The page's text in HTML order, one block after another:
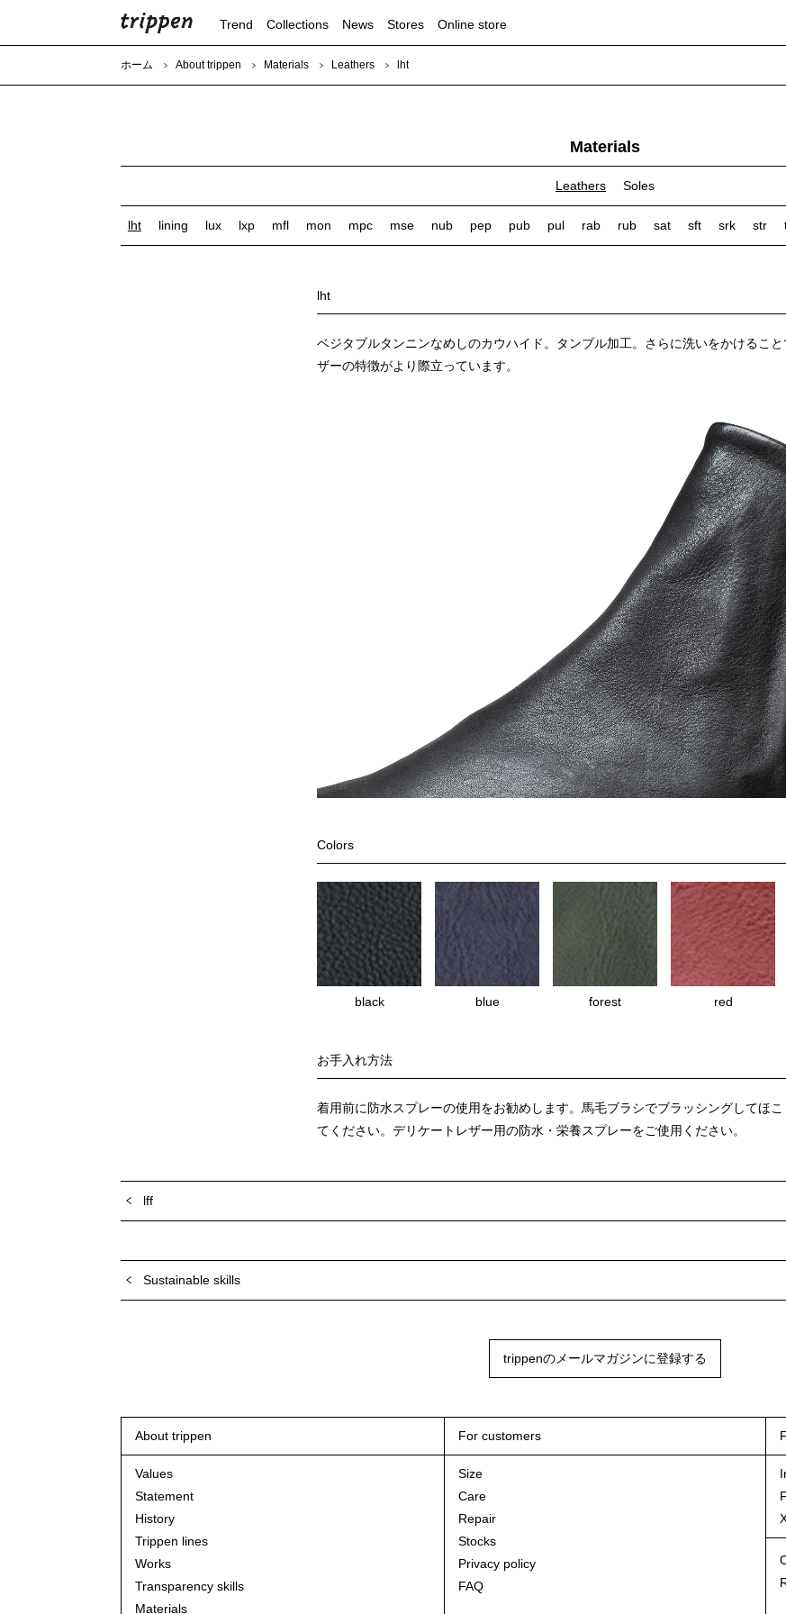
Trend Collections News Stores Online store
ホーム About trippen Materials Leathers lht
Materials
Leathers Soles
lht lining lux lxp mfl mon mpc mse nub pep pub pul rab rub sat sft srk str
lht
ベジタブルタンニンなめしのカウハイド。タンブル加工。さらに洗いをかけるこ
ザーの特徴がより際立っています。
Colors
black blue forest red
お手入れ方法
着用前に防水スプレーの使用をお勧めします。馬毛ブラシでブラッシングしてほ
てください。デリケートレザー用の防水・栄養スプレーをご使用ください。
lff
Sustainable skills
trippenのメールマガジンに登録する
About trippen
Values
Statement
History
Trippen lines
Works
Transparency skills
Materials
For customers
Size
Care
Repair
Stocks
Privacy policy
FAQ